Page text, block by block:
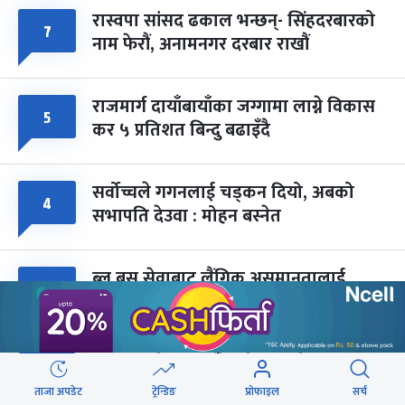
७ रास्वपा सांसद ढकाल भन्छन्- सिंहदरबारको
नाम फेरौं, अनामनगर दरबार राखौं
५ राजमार्ग दायाँबायाँका जग्गामा लाग्ने विकास
कर ५ प्रतिशत बिन्दु बढाइँदै
४ सर्वोच्चले गगनलाई चड्कन दियो, अबको
सभापति देउवा : मोहन बस्नेत
४ ब्लु बस सेवाबाट लैंगिक असमानतालाई
प्रोत्साहन नगर्ने नीति लिएका हौं : मन्त्री बादी
४ पद ओगट्ने र लडाइँका बेला भाग्नेलाई
पार्टीबाट धकेलेरै बिदा गर्छु : राजेन्द्र लिङ्देन
ताजा अपडेट ट्रेन्डिङ प्रोफाइल सर्च